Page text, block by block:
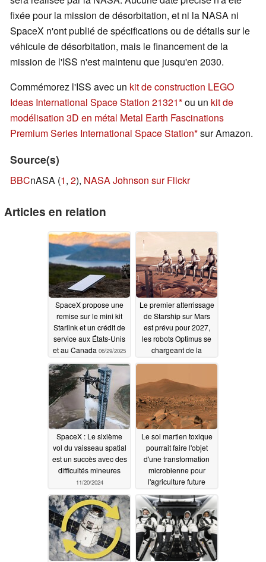
fixée pour la mission de désorbitation, et ni la NASA ni
SpaceX n'ont publié de spécifications ou de détails sur le
véhicule de désorbitation, mais le financement de la
mission de l'ISS n'est maintenu que jusqu'en 2030.
Commémorez l'ISS avec un kit de construction LEGO
Ideas International Space Station 21321 ou un kit de
modélisation 3D en métal Metal Earth Fascinations
Premium Series International Space Station sur Amazon.
Source(s)
BBCnASA (1, 2), NASA Johnson sur Flickr
Articles en relation
SpaceX propose une
remise sur le mini kit
Starlink et un crédit de
service aux États-Unis
et au Canada 06/29/2025
Le premier atterrissage
de Starship sur Mars
est prévu pour 2027,
les robots Optimus se
chargeant de la
colonisation05/30/2025
SpaceX : Le sixième
vol du vaisseau spatial
est un succès avec des
difficultés mineures
11/20/2024
Le sol martien toxique
pourrait faire l'objet
d'une transformation
microbienne pour
l'agriculture future
10/19/2024